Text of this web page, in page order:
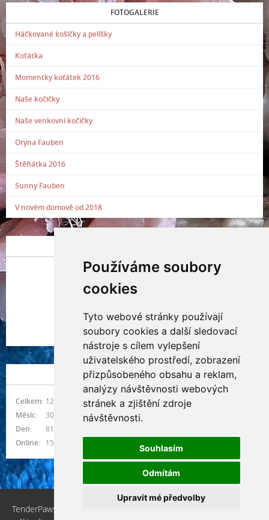
Používáme soubory
cookies
Tyto webové stránky používají
soubory cookies a další sledovací
nástroje s cílem vylepšení
uživatelského prostředí, zobrazení
přizpůsobeného obsahu a reklam,
analýzy návštěvnosti webových
stránek a zjištění zdroje
návštěvnosti.
Souhlasím
Odmítám
Upravit mé předvolby
FOTOGALERIE
Háčkované košíčky a pelíšky
Koťátka
Momentky koťátek 2016
Naše kočičky
Naše venkovní kočičky
Oryna Fauben
Štěňátka 2016
Sunny Fauben
V novém domově od 2018
Indianna Ryve
Nostra, CZ
NÁVŠTĚVNOST
Online: 15
Celkem: 1217081
Měsíc:
30977
Den:
811
TenderPaws, CZ © 2026 eStránky.cz